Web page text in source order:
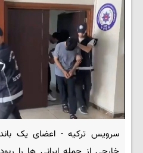
سرویس ترکیه - اعضای یک